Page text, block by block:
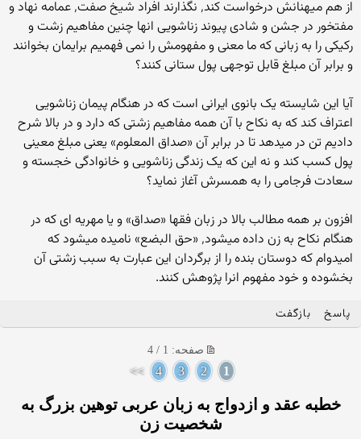
از هم میهنانش درخواست کند٬ نگذارند افراد شیخ صفت٬ عمامه نهاد و
مفتخور در جشن و شادی پیوند زناشویی انها چنین مفاهیم زشت و
رکیکی را به زبانی که ما معنی و مفهومش را نمی فهمیم برایمان بخوانند
و برابر آن مبلغ قابل توجهی پول ستانی کنند؟
آیا این شایسته یک بانوی ایرانی است که در هنگام پیمان زناشویی
اعتراف کند که به نکاح با آن همه مفاهیم زشتی که دارد و در بالا شرح
دادیم تن در میدهد تا در برابر آن «صداق المعلوم» یعنی مبلغ معینی
پول کسب کند و نه این که یک زندگی زناشویی و خانوادگی خجسته و
سعادت فرجامی را به همسرش آغاز نماید؟
افزون بر همه مطالب بالا در زبان فقها «صداق» و یا مهریه ای که در
هنگام نکاح به زن داده میشود٬ «حق البضع» نامیده میشود که
امیدوام که دوستان بنده را از برگردان این عبارت به سبب زشتی آن
بخشوده و خود مفهوم انرا پژوهش کنند.
پاسخ بازگفت
صفحه: 1 / 4
1
2
3
4
>>
خطبه عقد و ازدواج به زبان عربی توهين بزرگ به
شخصيت زن